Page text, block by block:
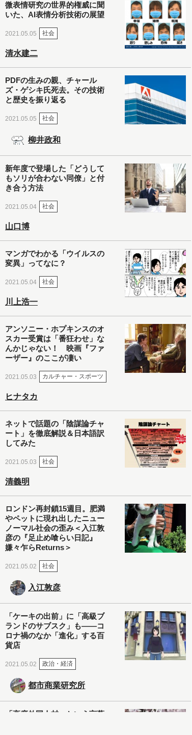
微表情研究の世界的権威に聞
いた、AI表情分析技術の展望
2021.05.05 社会
清水建二
PDFの生みの親、チャール
ズ・ゲシキ氏死去。その技術
と歴史を振り返る
2021.05.05 社会
柳井政和
新年度で登場した「どうして
もソリが合わない同僚」と付
き合う方法
2021.05.04 社会
山口博
マンガでわかる「ウイルスの
変異」ってなに？
2021.05.04 社会
川上浩一
アンソニー・ホプキンスのオ
スカー受賞は「番狂わせ」な
んかじゃない！ 映画『ファ
ーザー』のここが凄い
2021.05.03 カルチャー・スポーツ
ヒナタカ
ネットで話題の「陰謀論チャ
ート」を徹底解説＆日本語訳
してみた
2021.05.03 社会
清義明
ロンドン再封鎖15週目。肥満
やペットに現れ出したニュー
ノーマル社会の歪み＜入江敦
彦の『足止め喰らい日記』
嫌々乍らReturns＞
2021.05.02 社会
入江敦彦
「ケーキの出前」に「高級ブ
ランドのサブスク」も――コ
ロナ禍のなか「進化」する百
貨店
2021.05.02 政治・経済
都市商業研究所
「高度外国人材」という言葉